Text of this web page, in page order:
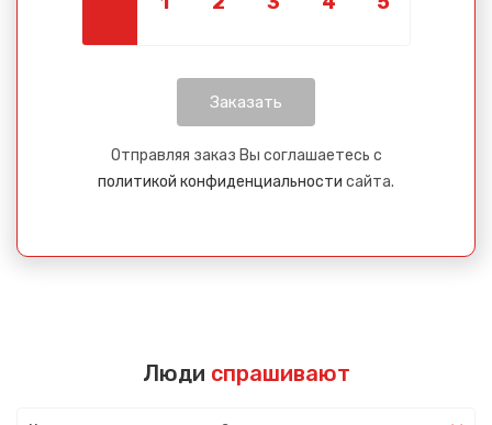
Отправляя заказ Вы соглашаетесь с
политикой конфиденциальности сайта.
Люди спрашивают